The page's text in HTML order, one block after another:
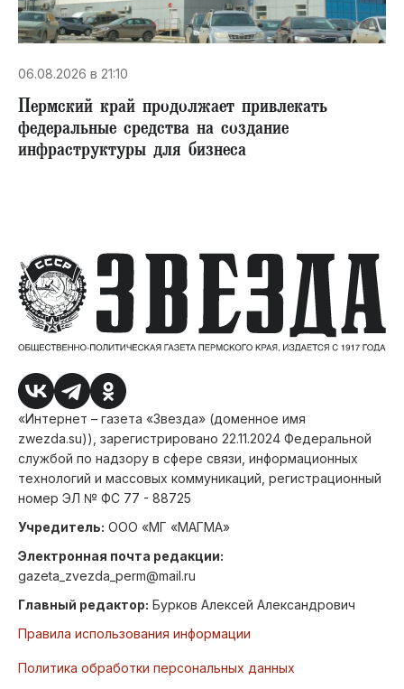
06.08.2026 в 21:10
Пермский край продолжает привлекать
федеральные средства на создание
инфраструктуры для бизнеса
«Интернет – газета «Звезда» (доменное имя
zwezda.su)), зарегистрировано 22.11.2024 Федеральной
службой по надзору в сфере связи, информационных
технологий и массовых коммуникаций, регистрационный
номер ЭЛ № ФС 77 - 88725
Учредитель: ООО «МГ «МАГМА»
Электронная почта редакции:
gazeta_zvezda_perm@mail.ru
Главный редактор: Бурков Алексей Александрович
Правила использования информации
Политика обработки персональных данных